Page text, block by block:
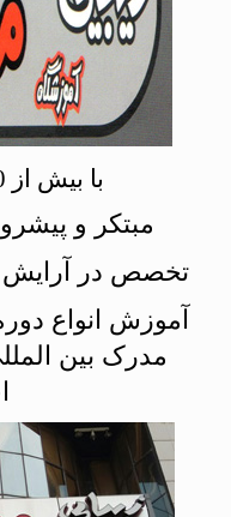
با بیش از 30 سال سابقه کار
مبتکر و پیشرو
تخصص در آرایش
آموزش انواع
مدرک بین